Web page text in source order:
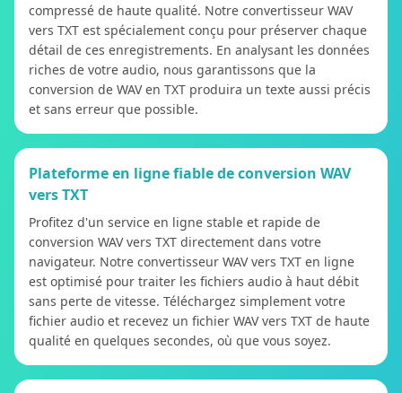
compressé de haute qualité. Notre convertisseur WAV
vers TXT est spécialement conçu pour préserver chaque
détail de ces enregistrements. En analysant les données
riches de votre audio, nous garantissons que la
conversion de WAV en TXT produira un texte aussi précis
et sans erreur que possible.
Plateforme en ligne fiable de conversion WAV
vers TXT
Profitez d'un service en ligne stable et rapide de
conversion WAV vers TXT directement dans votre
navigateur. Notre convertisseur WAV vers TXT en ligne
est optimisé pour traiter les fichiers audio à haut débit
sans perte de vitesse. Téléchargez simplement votre
fichier audio et recevez un fichier WAV vers TXT de haute
qualité en quelques secondes, où que vous soyez.